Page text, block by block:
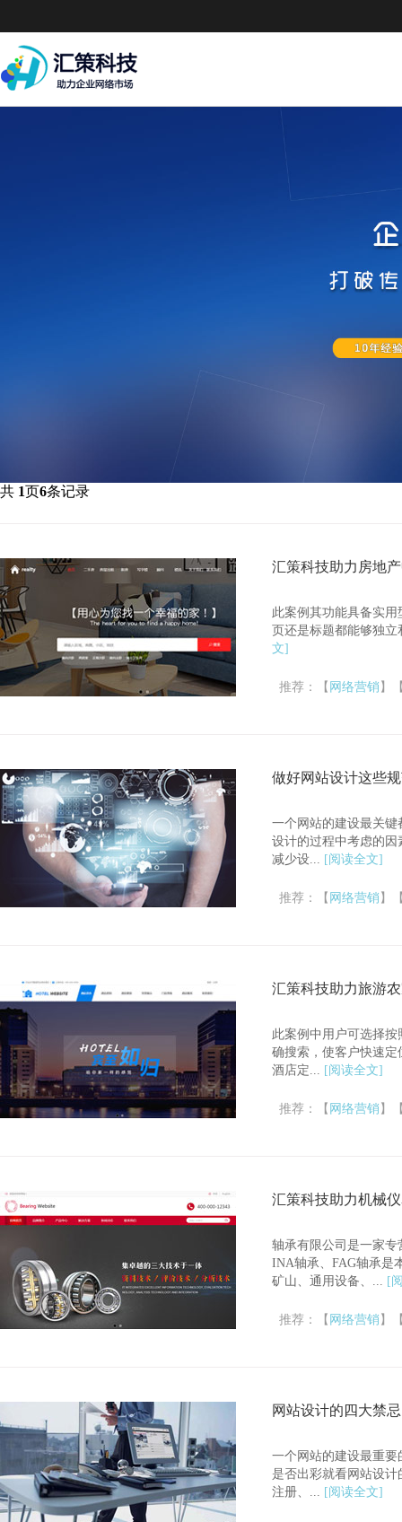
共 1页6条记录
汇策科技助力房地
此案例其功能具备实
页还是标题都能够独
文]
推荐：【 网络营销 】
做好网站设计这些
一个网站的建设最关
设计的过程中考虑的
减少设...
[阅读全文]
推荐：【 网络营销 】
汇策科技助力旅游
此案例中用户可选择
确搜索，使客户快速
酒店定...
[阅读全文]
推荐：【 网络营销 】
汇策科技助力机械
轴承有限公司是一家专
INA轴承、FAG轴承是
矿山、通用设备、...
[
推荐：【 网络营销 】
网站设计的四大禁忌
一个网站的建设最重
是否出彩就看网站设
注册、...
[阅读全文]